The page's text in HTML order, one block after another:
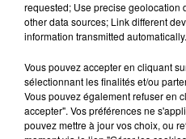
20 juillet 2026
UNE ADOLESCENTE
OPÉRER DE LA
La famille a porté plainte
reconnu sa
excuses.
requested; Use precise geolocation
other data sources; Link different
information transmitted automatically.
Vous pouvez accepter en cliquant
sélectionnant les finalités et/ou
Vous pouvez également refuser en
accepter". Vos préférences ne
pouvez mettre à jour vos choix, ou